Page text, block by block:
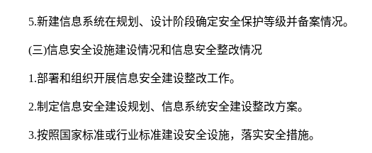
5.新建信息系统在规划、设计阶段确定安全保护等级并备案情况。
(三)信息安全设施建设情况和信息安全整改情况
1.部署和组织开展信息安全建设整改工作。
2.制定信息安全建设规划、信息系统安全建设整改方案。
3.按照国家标准或行业标准建设安全设施，落实安全措施。